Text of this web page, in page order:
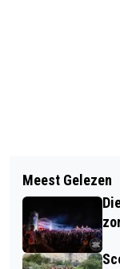
HUISDIER
NIEUW
DE 1E EN
Meest Gelezen